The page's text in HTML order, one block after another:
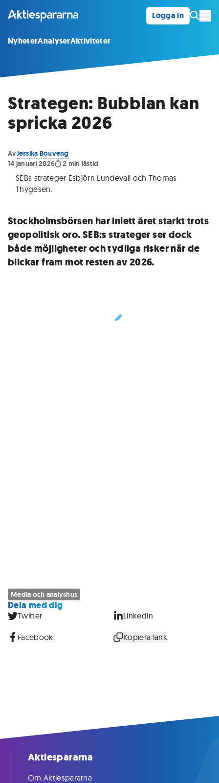
Logga in
NyheterAnalyserAktiviteter
Strategen: Bubblan kan
spricka 2026
AvJessika Bouveng
14 januari 2026
2 min lästid
SEBs strateger Esbjörn Lundevall och Thomas
Thygesen.
Stockholmsbörsen har inlett året starkt trots
geopolitisk oro. SEB:s strateger ser dock
både möjligheter och tydliga risker när de
blickar fram mot resten av 2026.
Media och analyshus
Dela med dig
Twitter LinkedIn
Facebook Kopiera länk
Aktiespararna
Om Aktiespararna